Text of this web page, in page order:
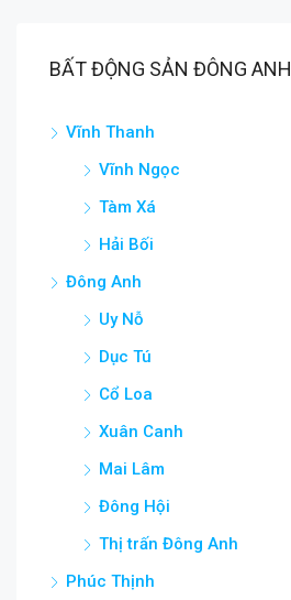
BẤT ĐỘNG SẢN ĐÔNG ANH
Vĩnh Thanh
Vĩnh Ngọc
Tàm Xá
Hải Bối
Đông Anh
Uy Nỗ
Dục Tú
Cổ Loa
Xuân Canh
Mai Lâm
Đông Hội
Thị trấn Đông Anh
Phúc Thịnh